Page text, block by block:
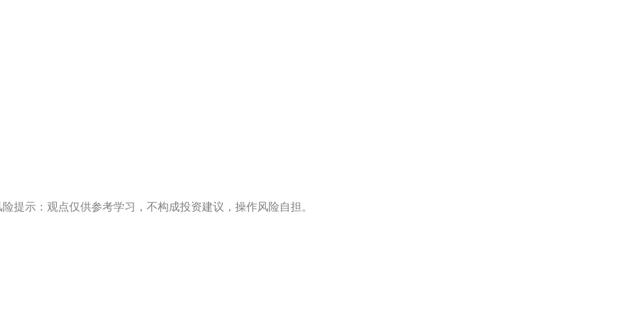
险提示：观点仅供参考学习，不构成投资建议，操作风险自担。